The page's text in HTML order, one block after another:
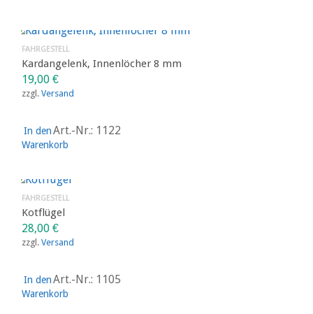
15,00€
zzgl.Versand
In den
Warenkorb
Art.-Nr.: 1108